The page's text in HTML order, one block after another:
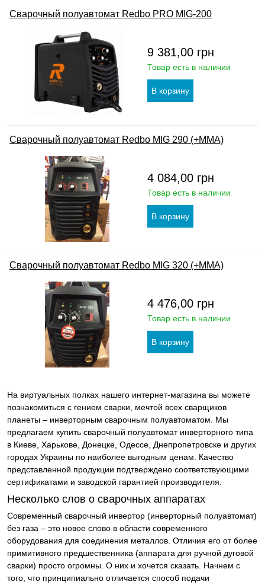
Сварочный полуавтомат Redbo PRO MIG-200
9 381,00 грн
Товар есть в наличии
Сварочный полуавтомат Redbo MIG 290 (+MMA)
4 084,00 грн
Товар есть в наличии
Сварочный полуавтомат Redbo MIG 320 (+MMA)
4 476,00 грн
Товар есть в наличии
На виртуальных полках нашего интернет-магазина вы можете
познакомиться с гением сварки, мечтой всех сварщиков
планеты – инверторным сварочным полуавтоматом. Мы
предлагаем купить сварочный полуавтомат инверторного типа
в Киеве, Харькове, Донецке, Одессе, Днепропетровске и других
городах Украины по наиболее выгодным ценам. Качество
представленной продукции подтверждено соответствующими
сертификатами и заводской гарантией производителя.
Несколько слов о сварочных аппаратах
Современный сварочный инвертор (инверторный полуавтомат)
без газа – это новое слово в области современного
оборудования для соединения металлов. Отличия его от более
примитивного предшественника (аппарата для ручной дуговой
сварки) просто огромны. О них и хочется сказать. Начнем с
того, что принципиально отличается способ подачи